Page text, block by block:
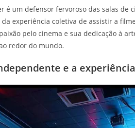
é um defensor fervoroso das salas de
experiência coletiva de assistir a
pelo cinema e sua dedicação à
redor do mundo.
e a